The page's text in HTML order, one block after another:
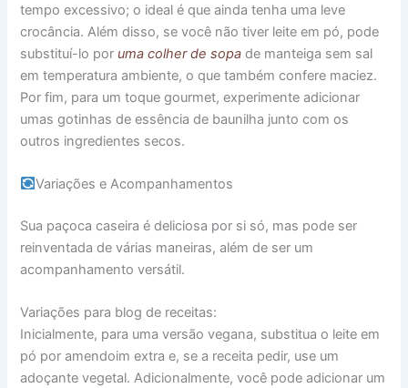
tempo excessivo; o ideal é que ainda tenha uma leve
crocância. Além disso, se você não tiver leite em pó, pode
substituí-lo por uma colher de sopa de manteiga sem sal
em temperatura ambiente, o que também confere maciez.
Por fim, para um toque gourmet, experimente adicionar
umas gotinhas de essência de baunilha junto com os
outros ingredientes secos.
Variações e Acompanhamentos
Sua paçoca caseira é deliciosa por si só, mas pode ser
reinventada de várias maneiras, além de ser um
acompanhamento versátil.
Variações para blog de receitas:
Inicialmente, para uma versão vegana, substitua o leite em
pó por amendoim extra e, se a receita pedir, use um
adoçante vegetal. Adicionalmente, você pode adicionar um